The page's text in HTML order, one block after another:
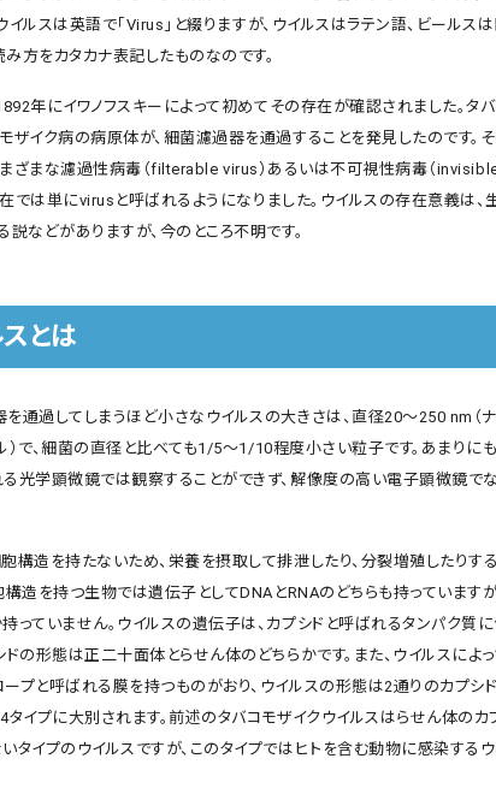
イルスは英語で「Virus」と綴りますが、ウイルスはラテン語、ビールスは
方をカタカナ表記したものなのです。
年にイワノフスキーによって初めてその存在が確認されました。タ
ザイク病の病原体が、細菌濾過器を通過することを発見したのです。
ざまな濾過性病毒（filterable virus）あるいは不可視性病毒（
では単にvirusと呼ばれるようになりました。ウイルスの存在意義は
説などがありますが、今のところ不明です。
とは
通過してしまうほど小さなウイルスの大きさは、直径20～250 nm（ナ
）で、細菌の直径と比べても1/5～1/10程度小さい粒子です。あまりに
光学顕微鏡では観察することができず、解像度の高い電子顕微鏡で
構造を持たないため、栄養を摂取して排泄したり、分裂増殖したりす
構造を持つ生物では遺伝子としてDNAとRNAのどちらも持っています
っていません。ウイルスの遺伝子は、カプシドと呼ばれるタンパク質
ドの形態は正二十面体とらせん体のどちらかです。また、ウイルスによ
プと呼ばれる膜を持つものがおり、ウイルスの形態は2通りのカプシ
タイプに大別されます。前述のタバコモザイクウイルスはらせん体のカ
タイプのウイルスですが、このタイプではヒトを含む動物に感染する